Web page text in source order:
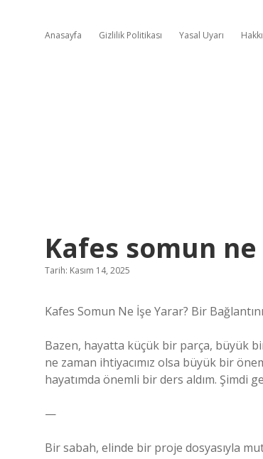
Anasayfa Gizlilik Politikası Yasal Uyarı
Kafes somun
Tarih: Kasım 14, 2025
Kafes Somun Ne İşe Yarar? Bir
Bazen, hayatta küçük bir parça, büyük
ne zaman ihtiyacımız olsa büyük bir
hayatımda önemli bir ders aldım. Şimdi
—
Bir sabah, elinde bir proje dosyasıyla